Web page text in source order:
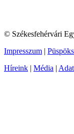
© Székesfehérvári
Impresszum |
Híreink | Média |